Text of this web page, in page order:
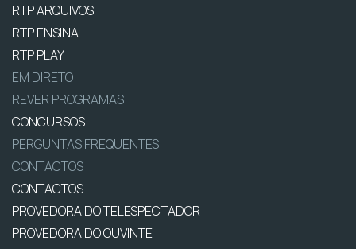
RTP ARQUIVOS
RTP ENSINA
RTP PLAY
EM DIRETO
REVER PROGRAMAS
CONCURSOS
PERGUNTAS FREQUENTES
CONTACTOS
CONTACTOS
PROVEDORA DO TELESPECTADOR
PROVEDORA DO OUVINTE